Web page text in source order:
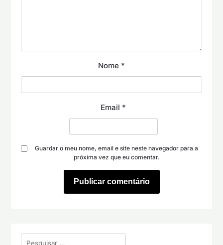
Nome *
Email *
Guardar o meu nome, email e site neste navegador para a
próxima vez que eu comentar.
Pesquisar